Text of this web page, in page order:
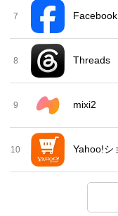
7 Facebook
8 Threads
9 mixi2
10 Yahoo!シ